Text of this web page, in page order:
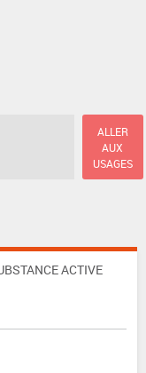
ALLER
AUX
USAGES
ACTIVE